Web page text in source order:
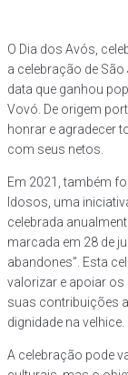
O Dia dos Avós,
a celebração de
data que ganhou
Vovó. De origem
honrar e agradecer
com seus netos.
Em 2021, também
Idosos, uma
celebrada
marcada em 28 de
abandones”. Esta
valorizar e apoiar
suas contribuições
dignidade na velhice.
A celebração pode